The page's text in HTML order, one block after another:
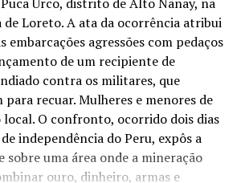
Essa umidade é carregada por
em direção a outras regiões do
associado aos chamados rios
da cobertura florestal interfere
diminuir o volume de água
o Centro-Sul do país.
também avaliaram a influência de El
as chuvas. O El Niño costuma
de Loreto. A ata da ocorrência atribui
embarcações agressões com pedaços
de um recipiente de
contra os militares, que
para recuar. Mulheres e menores de
local. O confronto, ocorrido dois dias
independência do Peru, expôs a
uma área onde a mineração
ouro, dinheiro, armas e